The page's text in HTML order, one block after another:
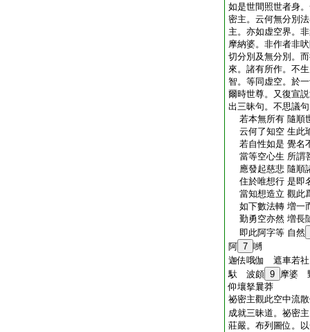
如是世間照世者身
密主。云何無分別
主。亦如虚空界。
摩納婆。非作者非
切分別及無分別。
來。諸有所作。不
智。等同虚空。於
爾時世尊。又復宣
出三昧句。不思議
若本無所有 隨順
云何了知空 生此
若自性如是 覺名
當等空心生 所謂
應發起慈悲 隨順
住於唯想行 是即
當知想造立 觀此
如下數法轉 増一
勤勇空亦然 増長
即此阿字等 自然
阿 7 嚩
迦佉哦伽 遮車若
馱 波頗 9 摩婆
仰壤拏曩莽
祕密主觀此空中流
成就三昧道。祕密
莊嚴。布列圖位。